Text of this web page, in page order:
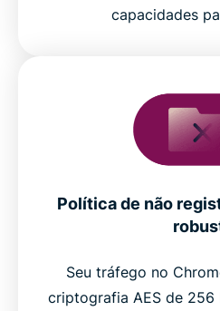
capacidades
Política de não
Seu tráfego no
criptografia AES de